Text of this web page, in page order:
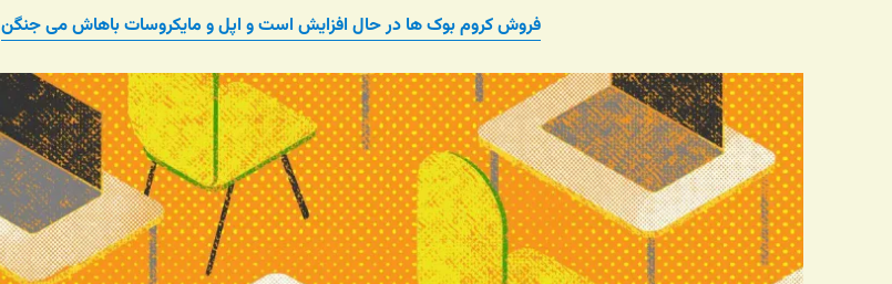
فروش کروم بوک ها در حال افزایش است و اپل و مایکروسات باهاش می جنگن